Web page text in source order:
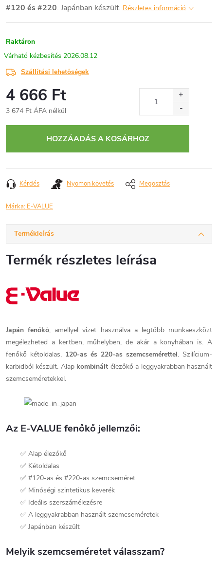
#120 és #220. Japánban készült. Részletes információ
Raktáron
2026.08.12
Szállítási lehetőségek
4 666 Ft
3 674 Ft ÁFA nélkül
HOZZÁADÁS A KOSÁRHOZ
Kérdés Nyomon követés Megosztás
Márka: E-VALUE
Termékleírás
Termék részletes leírása
Japán fenőkő, amellyel vizet használva a legtöbb munkaeszközt
megélezheted a kertben, műhelyben, de akár a konyhában is. A
fenőkő kétoldalas, 120-as és 220-as szemcsemérettel. Szilícium-
karbidból készült. Alap kombinált élezőkő a leggyakrabban használt
szemcseméretekkel.
Az E-VALUE fenőkő jellemzői:
✅ Alap élezőkő
✅ Kétoldalas
✅ #120-as és #220-as szemcseméret
✅ Minőségi szintetikus keverék
✅ Ideális szerszámélezésre
✅ A leggyakrabban használt szemcseméretek
✅ Japánban készült
Melyik szemcseméretet válasszam?